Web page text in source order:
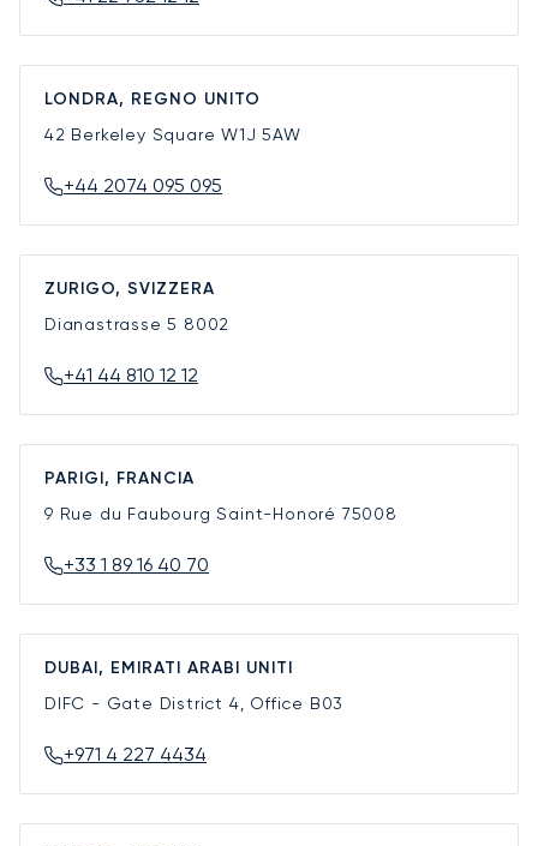
LONDRA, REGNO UNITO
42 Berkeley SquareW1J 5AW
+44 2074 095 095
ZURIGO, SVIZZERA
Dianastrasse 5 8002
+41 44 810 12 12
PARIGI, FRANCIA
9 Rue du Faubourg Saint-Honoré 75008
+33 1 89 16 40 70
DUBAI, EMIRATI ARABI UNITI
DIFC - Gate District 4, Office B03
+971 4 227 4434